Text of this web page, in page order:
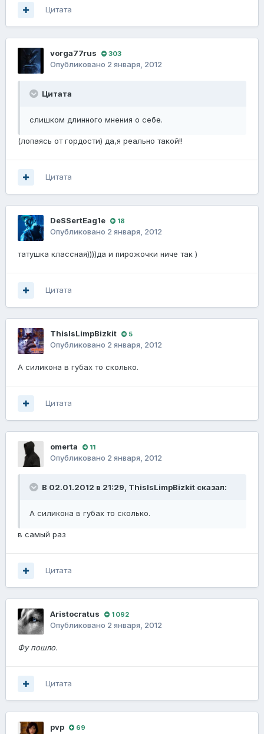
Цитата
vorga77rus 303
Опубликовано 2 января, 2012
Цитата
слишком длинного мнения о себе.
(лопаясь от гордости) да,я реально такой!!
Цитата
DeSSertEag1e 18
Опубликовано 2 января, 2012
татушка классная))))да и пирожочки ниче так )
Цитата
ThisIsLimpBizkit 5
Опубликовано 2 января, 2012
А силикона в губах то сколько.
Цитата
omerta 11
Опубликовано 2 января, 2012
В 02.01.2012 в 21:29, ThisIsLimpBizkit сказал:
А силикона в губах то сколько.
в самый раз
Цитата
Aristocratus 1 092
Опубликовано 2 января, 2012
Фу пошло.
Цитата
pvp 69